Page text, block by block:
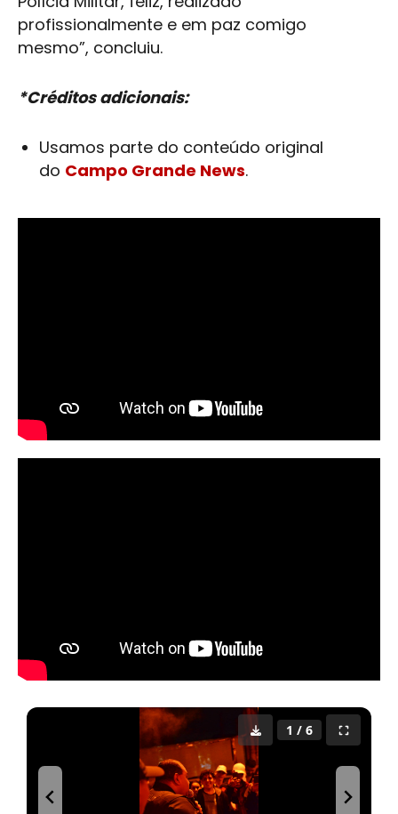
profissionalmente e em paz comigo
mesmo”, concluiu.
*Créditos adicionais:
Usamos parte do conteúdo original
do Campo Grande News.
1 / 6